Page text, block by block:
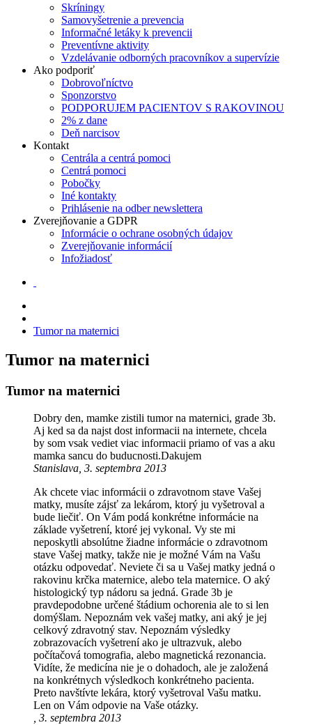
Skríningy
Samovyšetrenie a prevencia
Informačné letáky k prevencii
Preventívne aktivity
Vzdelávanie odborných pracovníkov a supervízie
Ako podporiť
Dobrovoľníctvo
Sponzorstvo
PODPORUJEM PACIENTOV S RAKOVINOU
2% z dane
Deň narcisov
Kontakt
Centrála a centrá pomoci
Centrá pomoci
Pobočky
Iné kontakty
Prihlásenie na odber newslettera
Zverejňovanie a GDPR
Informácie o ochrane osobných údajov
Zverejňovanie informácií
Infožiadosť
Tumor na maternici
Tumor na maternici
Tumor na maternici
Dobry den, mamke zistili tumor na maternici, grade 3b.
Aj ked sa da najst dost informacii na internete, chcela
by som vsak vediet viac informacii priamo of vas a aku
mamka sancu do buducnosti.Dakujem
Stanislava, 3. septembra 2013
Ak chcete viac informácii o zdravotnom stave Vašej
matky, musíte zájsť za lekárom, ktorý ju vyšetroval a
bude liečiť. On Vám podá konkrétne informácie na
základe vyšetrení, ktoré jej vykonal. Vy ste mi
neposkytli absolútne žiadne informácie o zdravotnom
stave Vašej matky, takže nie je možné Vám na Vašu
otázku odpovedať. Neviete či sa u Vašej matky jedná o
rakovinu krčka maternice, alebo tela maternice. O aký
histologický typ nádoru sa jedná. Grade 3b je
pravdepodobne určené štádium ochorenia ale to si len
domýšlam. Nepoznám vek vašej matky, ani aký je jej
celkový zdravotný stav. Nepoznám výsledky
zobrazovacích vyšetrení ako je ultrazvuk, alebo
počítačová tomografia, alebo magnetická rezonancia.
Vidíte, že medicína nie je o dohadoch, ale je založená
na konkrétnych výsledkoch konkrétneho pacienta.
Preto navštívte lekára, ktorý vyšetroval Vašu matku.
Len on Vám odpovie na Vaše otázky.
, 3. septembra 2013